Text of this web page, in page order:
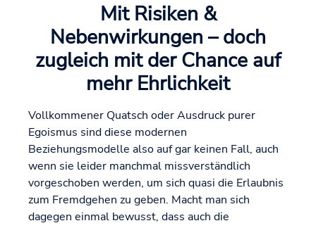
Mit Risiken &
Nebenwirkungen – doch
zugleich mit der Chance auf
mehr Ehrlichkeit
Vollkommener Quatsch oder Ausdruck purer
Egoismus sind diese modernen
Beziehungsmodelle also auf gar keinen Fall, auch
wenn sie leider manchmal missverständlich
vorgeschoben werden, um sich quasi die Erlaubnis
zum Fremdgehen zu geben. Macht man sich
dagegen einmal bewusst, dass auch die